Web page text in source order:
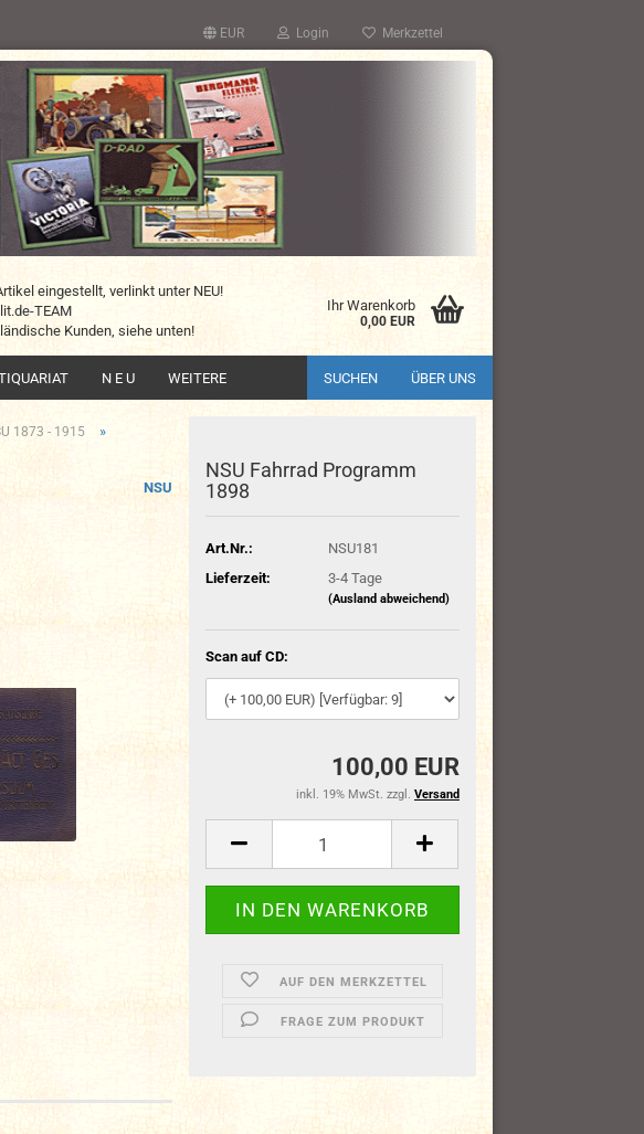
EUR Login Merkzettel
eingestellt, verlinkt unter NEU!
TEAM
Kunden, siehe unten!
Ihr Warenkorb
0,00 EUR
N E U SUCHEN ÜBER UNS
WEITERE
1873 - 1915 »
NSU
NSU Fahrrad Programm
1898
Art.Nr.:
NSU181
Lieferzeit:
3-4 Tage
(Ausland abweichend)
Scan auf CD:
100,00 EUR
inkl. 19% MwSt. zzgl. Versand
AUF DEN MERKZETTEL
FRAGE ZUM PRODUKT